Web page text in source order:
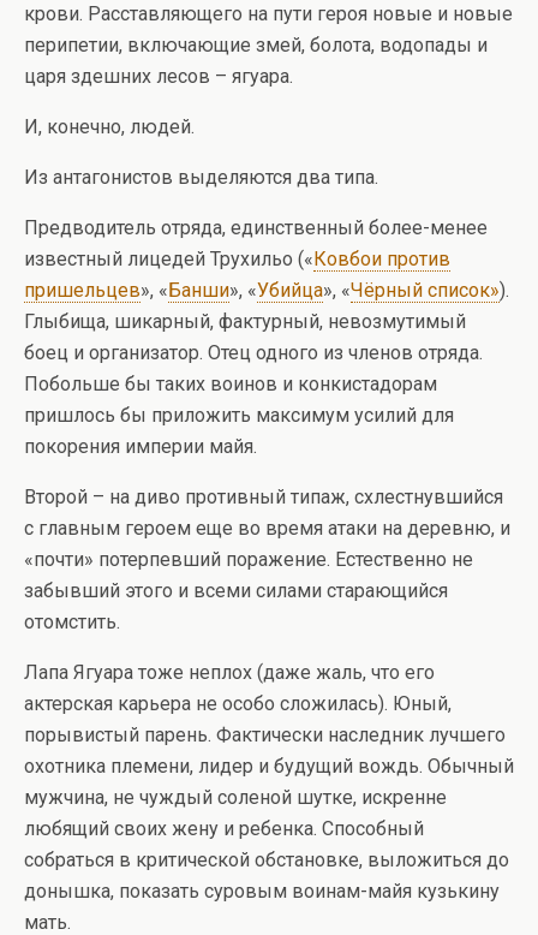
крови. Расставляющего на пути героя новые и новые
перипетии, включающие змей, болота, водопады и
царя здешних лесов – ягуара.
И, конечно, людей.
Из антагонистов выделяются два типа.
Предводитель отряда, единственный более-менее
известный лицедей Трухильо («Ковбои против
пришельцев», «Банши», «Убийца», «Чёрный список»).
Глыбища, шикарный, фактурный, невозмутимый
боец и организатор. Отец одного из членов отряда.
Побольше бы таких воинов и конкистадорам
пришлось бы приложить максимум усилий для
покорения империи майя.
Второй – на диво противный типаж, схлестнувшийся
с главным героем еще во время атаки на деревню, и
«почти» потерпевший поражение. Естественно не
забывший этого и всеми силами старающийся
отомстить.
Лапа Ягуара тоже неплох (даже жаль, что его
актерская карьера не особо сложилась). Юный,
порывистый парень. Фактически наследник лучшего
охотника племени, лидер и будущий вождь. Обычный
мужчина, не чуждый соленой шутке, искренне
любящий своих жену и ребенка. Способный
собраться в критической обстановке, выложиться до
донышка, показать суровым воинам-майя кузькину
мать.